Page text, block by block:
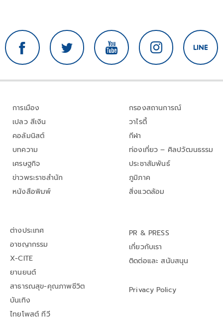
การเมือง
เปลว สีเงิน
คอลัมนิสต์
บทความ
เศรษฐกิจ
ข่าวพระราชสำนัก
หนังสือพิมพ์
กรองสถานการณ์
วาไรตี้
กีฬา
ท่องเที่ยว – ศิลปวัฒนธรรม
ประชาสัมพันธ์
ภูมิภาค
สิ่งแวดล้อม
ต่างประเทศ
อาชญากรรม
X-CITE
ยานยนต์
สาธารณสุข-คุณภาพชีวิต
บันเทิง
ไทยโพสต์ ทีวี
PR & PRESS
เกี่ยวกับเรา
ติดต่อและ สนับสนุน
Privacy Policy